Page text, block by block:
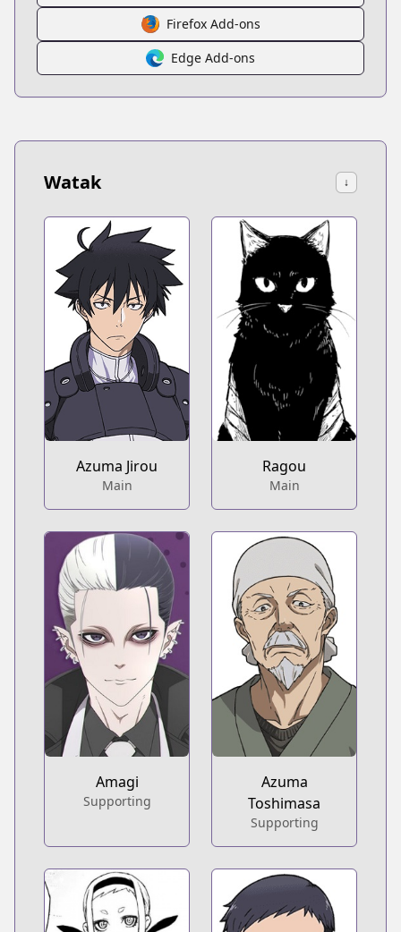
Firefox Add-ons
Edge Add-ons
Watak ↓
Azuma Jirou
Main
Ragou
Main
Amagi
Supporting
Azuma
Toshimasa
Supporting